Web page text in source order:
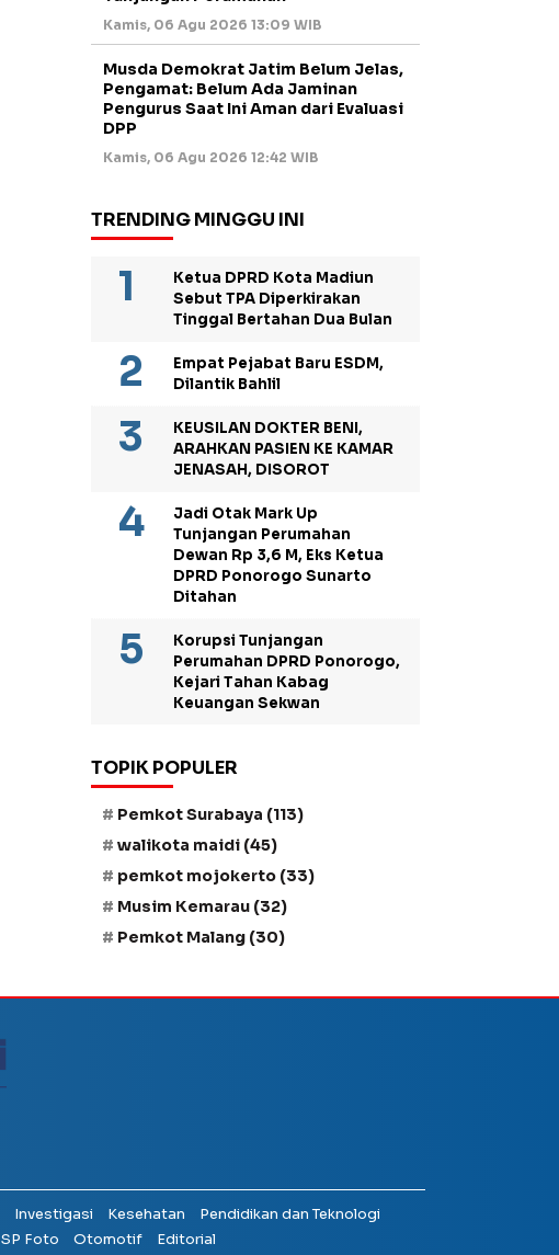
Kamis, 06 Agu 2026 13:09 WIB
Musda Demokrat Jatim Belum Jelas,
Pengamat: Belum Ada Jaminan
Pengurus Saat Ini Aman dari Evaluasi
DPP
Kamis, 06 Agu 2026 12:42 WIB
TRENDING MINGGU INI
Ketua DPRD Kota Madiun
Sebut TPA Diperkirakan
Tinggal Bertahan Dua Bulan
Empat Pejabat Baru ESDM,
Dilantik Bahlil
KEUSILAN DOKTER BENI,
ARAHKAN PASIEN KE KAMAR
JENASAH, DISOROT
Jadi Otak Mark Up
Tunjangan Perumahan
Dewan Rp 3,6 M, Eks Ketua
DPRD Ponorogo Sunarto
Ditahan
Korupsi Tunjangan
Perumahan DPRD Ponorogo,
Kejari Tahan Kabag
Keuangan Sekwan
TOPIK POPULER
Pemkot Surabaya (113)
walikota maidi (45)
pemkot mojokerto (33)
Musim Kemarau (32)
Pemkot Malang (30)
Investigasi Kesehatan
Pendidikan dan Teknologi
SP Foto Otomotif Editorial